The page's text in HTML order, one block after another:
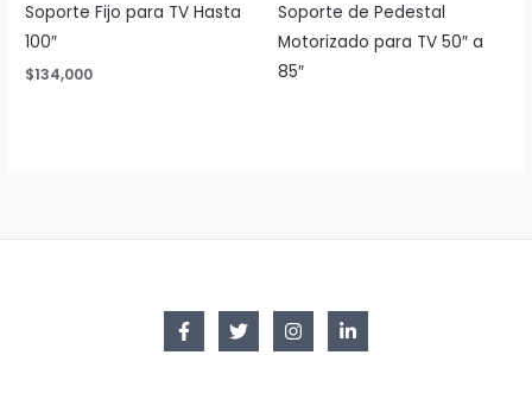
Soporte Fijo para TV Hasta
100″
$134,000
Soporte de Pedestal
Motorizado para TV 50″ a
85″